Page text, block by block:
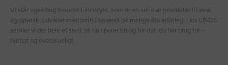
Vi står også bag brandet Lincozym, som er en serie af produkter til vask
og opvask, udviklet med omhu baseret på mange års erfaring. Hos LINDS
samler vi det hele ét sted, så du sparer tid og får det, du har brug for –
hurtigt og overskueligt.